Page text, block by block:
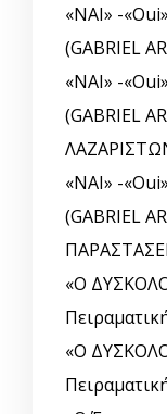
«ΝΑΙ» -
(GABRIEL
«ΝΑΙ» -
(GABRIEL
«ΝΑΙ» -
(GABRIEL
«Ο
«Ο